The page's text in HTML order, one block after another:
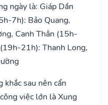
ngày là: Giáp Dần
7h): Bảo Quang,
Canh Thân (15h-
21h): Thanh Long,
khắc sau nên cẩn
việc lớn là Xung